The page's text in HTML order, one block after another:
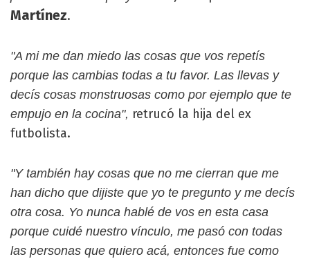
Martínez.
"A mi me dan miedo las cosas que vos repetís
porque las cambias todas a tu favor. Las llevas y
decís cosas monstruosas como por ejemplo que te
empujo en la cocina", retrucó la hija del ex
futbolista.
"Y también hay cosas que no me cierran que me
han dicho que dijiste que yo te pregunto y me decís
otra cosa. Yo nunca hablé de vos en esta casa
porque cuidé nuestro vínculo, me pasó con todas
las personas que quiero acá, entonces fue como